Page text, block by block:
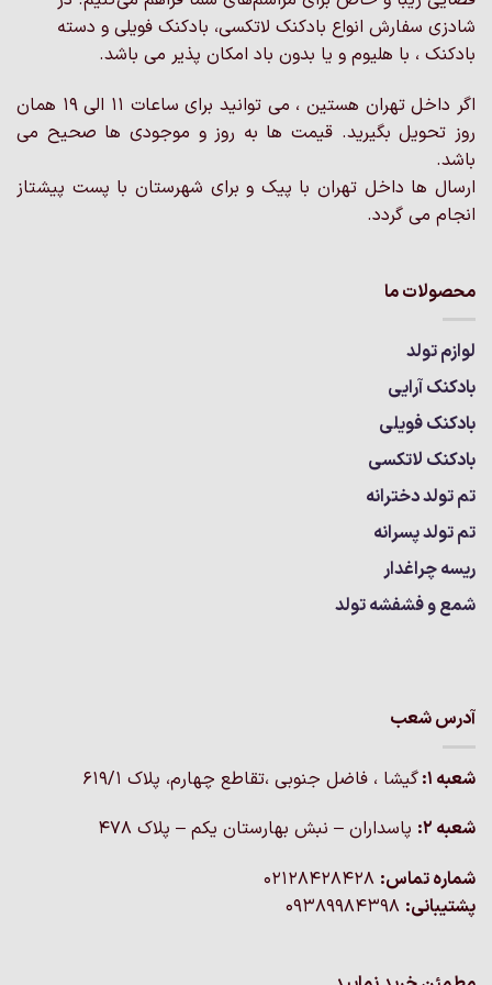
ها
ممکن
است
صفحه
محصول
شوند
ممکن
است
صفحه
محصول
انتخاب
شادزی سفارش انواع بادکنک لاتکسی، بادکنک فویلی و دسته
بادکنک ، با هلیوم و یا بدون باد امکان پذیر می باشد.
اگر داخل تهران هستین ، می توانید برای ساعات 11 الی 19 همان
روز تحویل بگیرید. قیمت ها به روز و موجودی ها صحیح می
باشد.
ارسال ها داخل تهران با پیک و برای شهرستان با پست پیشتاز
انجام می گردد.
محصولات ما
لوازم تولد
بادکنک آرایی
بادکنک فویلی
بادکنک لاتکسی
تم تولد دخترانه
تم تولد پسرانه
ریسه چراغدار
شمع و فشفشه تولد
آدرس شعب
شعبه 1:
گيشا ، فاضل جنوبی ،تقاطع چهارم، پلاک 619/1
شعبه 2:
پاسداران – نبش بهارستان یکم – پلاک ۴۷۸
شماره تماس:
پشتیبانی: